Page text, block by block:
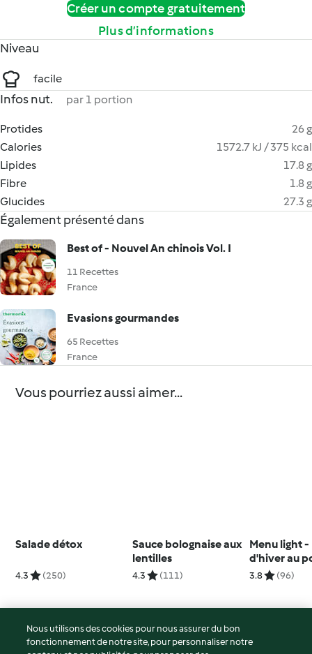
Créer un compte gratuitement
Plus d’informations
Niveau
facile
Infos nut. par 1 portion
Protides
26 g
Calories
1572.7 kJ / 375 kcal
Lipides
17.8 g
Fibre
1.8 g
Glucides
27.3 g
Également présenté dans
Best of - Nouvel An chinois Vol. I
11 Recettes
France
Evasions gourmandes
65 Recettes
France
Vous pourriez aussi aimer...
Salade détox
4.3 (250)
Sauce bolognaise aux
lentilles
4.3 (111)
Menu light
d'hiver au
la patate
3.8 (96)
© Copyright 2026
Nous utilisons des cookies pour nous assurer du bon
fonctionnement de notre site, pour personnaliser notre